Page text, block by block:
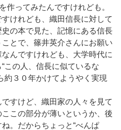
作ってみたんですけれども。
けれども、織田信長に対して
の本で見た、記憶にある信長
とで、篠井英介さんにお願い
んですけれども、大学時代に
この人、信長に似ているな
約３０年かけてようやく実現
すけど、織田家の人々を見て
この部分が薄いというか、後
。だからちょっと“べんぱ